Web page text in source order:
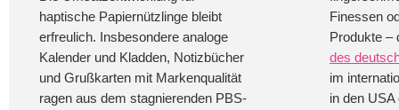
haptische Papiernützlinge bleibt
erfreulich. Insbesondere analoge
Kalender und Kladden, Notizbücher
und Grußkarten mit Markenqualität
ragen aus dem stagnierenden PBS-
Finessen
Produkte –
des
im
in den